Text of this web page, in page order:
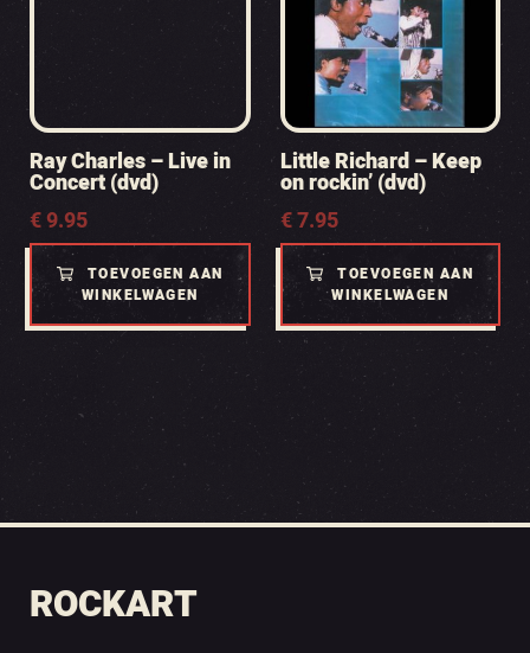
Ray Charles – Live in
Concert (dvd)
€9.95
TOEVOEGEN AAN
WINKELWAGEN
Little Richard – Keep
on rockin’ (dvd)
€7.95
TOEVOEGEN AAN
WINKELWAGEN
ROCKART